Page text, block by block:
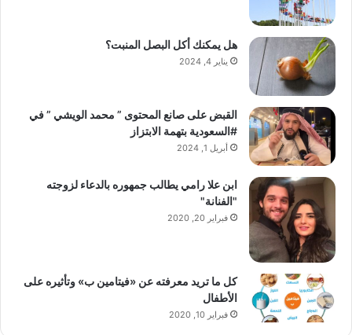
هل يمكنك أكل البصل المنبت؟
يناير 4, 2024
القبض على صانع المحتوى ” محمد الويشي ” في
#السعودية بتهمة الابتزاز
أبريل 1, 2024
ابن علا رامي يطالب جمهوره بالدعاء لزوجته
"الفنانة"
فبراير 20, 2020
كل ما تريد معرفته عن «فيتامين ب» وتأثيره على
الأطفال
فبراير 10, 2020